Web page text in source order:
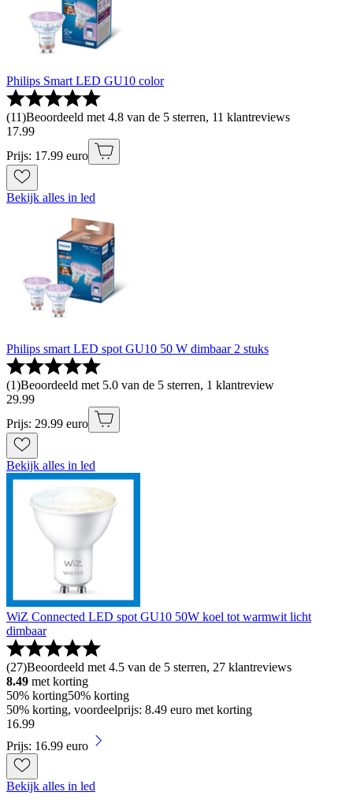
Philips Smart LED GU10 color
(11)Beoordeeld met 4.8 van de 5 sterren, 11 klantreviews
17.99
Prijs: 17.99 euro
Bekijk alles in led
Philips smart LED spot GU10 50 W dimbaar 2 stuks
(1)Beoordeeld met 5.0 van de 5 sterren, 1 klantreview
29.99
Prijs: 29.99 euro
Bekijk alles in led
WiZ Connected LED spot GU10 50W koel tot warmwit licht
dimbaar
(27)Beoordeeld met 4.5 van de 5 sterren, 27 klantreviews
8.49 met korting
50% korting50% korting
50% korting, voordeelprijs: 8.49 euro met korting
16.99
Prijs: 16.99 euro
Bekijk alles in led